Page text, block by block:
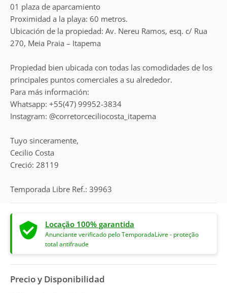
01 plaza de aparcamiento
Proximidad a la playa: 60 metros.
Ubicación de la propiedad: Av. Nereu Ramos, esq. c/ Rua
270, Meia Praia – Itapema
Propiedad bien ubicada con todas las comodidades de los
principales puntos comerciales a su alrededor.
Para más información:
Whatsapp: +55(47) 99952-3834
Instagram: @corretorceciliocosta_itapema
Tuyo sinceramente,
Cecilio Costa
Creció: 28119
Temporada Libre Ref.: 39963
Locação 100% garantida
Anunciante verificado pelo TemporadaLivre - proteção
total antifraude
Precio y Disponibilidad